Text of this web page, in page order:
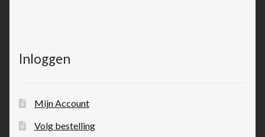
Inloggen
Mijn Account
Volg bestelling